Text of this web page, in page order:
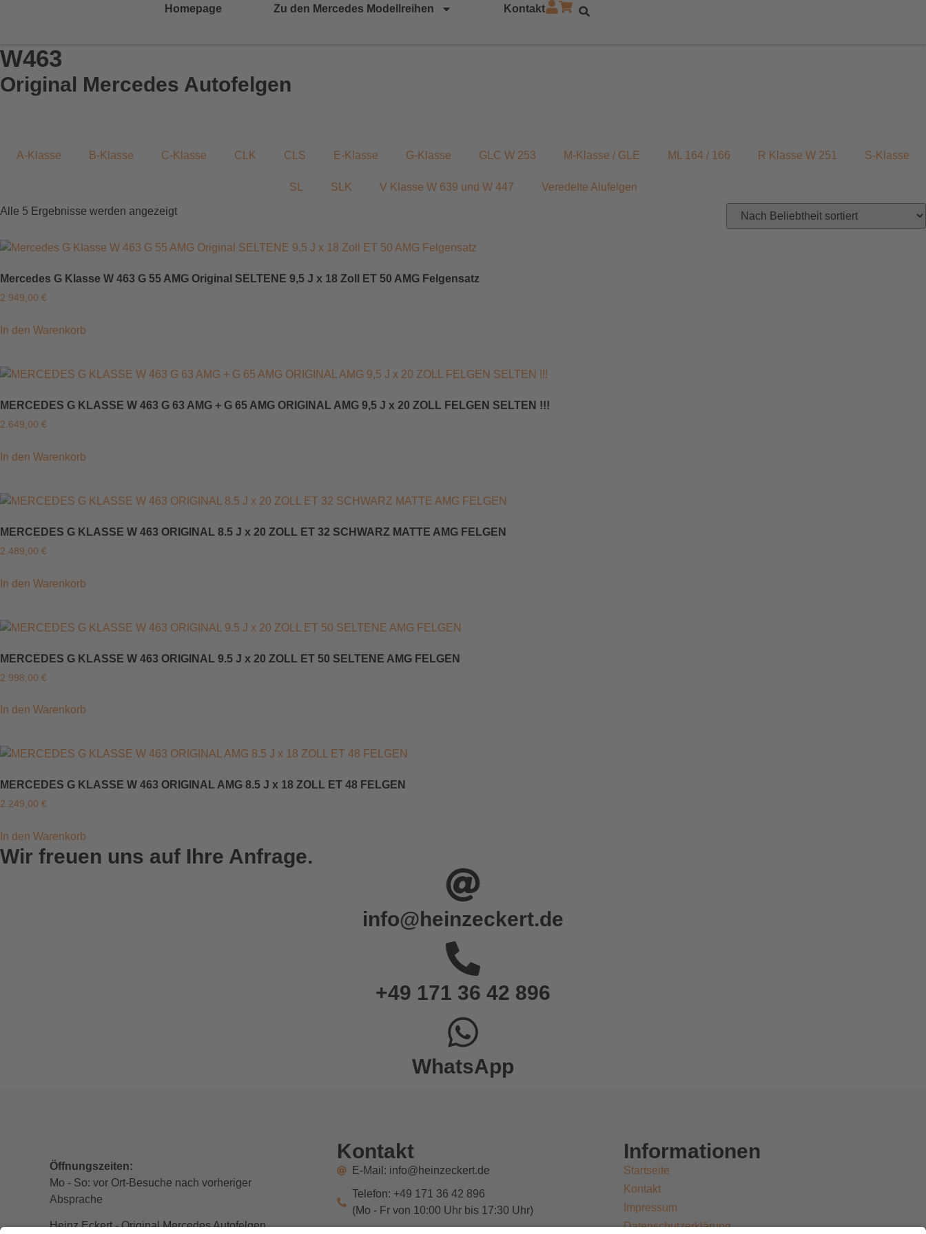
Homepage Zu den Mercedes Modellreihen Kontakt
W463
Original Mercedes Autofelgen
A-Klasse B-Klasse C-Klasse CLK CLS E-Klasse G-Klasse GLC W 253 M-Klasse / GLE ML 164 / 166 R Klasse W 251 S-Klasse
SL SLK V Klasse W 639 und W 447 Veredelte Alufelgen
Alle 5 Ergebnisse werden angezeigt
Mercedes G Klasse W 463 G 55 AMG Original SELTENE 9,5 J x 18 Zoll ET 50 AMG Felgensatz
2.949,00 €
In den Warenkorb
MERCEDES G KLASSE W 463 G 63 AMG + G 65 AMG ORIGINAL AMG 9,5 J x 20 ZOLL FELGEN SELTEN !!!
2.649,00 €
In den Warenkorb
MERCEDES G KLASSE W 463 ORIGINAL 8.5 J x 20 ZOLL ET 32 SCHWARZ MATTE AMG FELGEN
2.489,00 €
In den Warenkorb
MERCEDES G KLASSE W 463 ORIGINAL 9.5 J x 20 ZOLL ET 50 SELTENE AMG FELGEN
2.998,00 €
In den Warenkorb
MERCEDES G KLASSE W 463 ORIGINAL AMG 8.5 J x 18 ZOLL ET 48 FELGEN
2.249,00 €
In den Warenkorb
Wir freuen uns auf Ihre Anfrage.
info@heinzeckert.de
+49 171 36 42 896
WhatsApp
Öffnungszeiten:
Mo - So: vor Ort-Besuche nach vorheriger
Absprache
Heinz Eckert - Original Mercedes Autofelgen
Kontakt
E-Mail: info@heinzeckert.de
Telefon: +49 171 36 42 896
(Mo - Fr von 10:00 Uhr bis 17:30 Uhr)
Informationen
Startseite
Kontakt
Impressum
Datenschutzerklärung